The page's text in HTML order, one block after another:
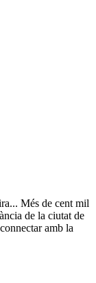
Més de cent mil
de la ciutat de
amb la